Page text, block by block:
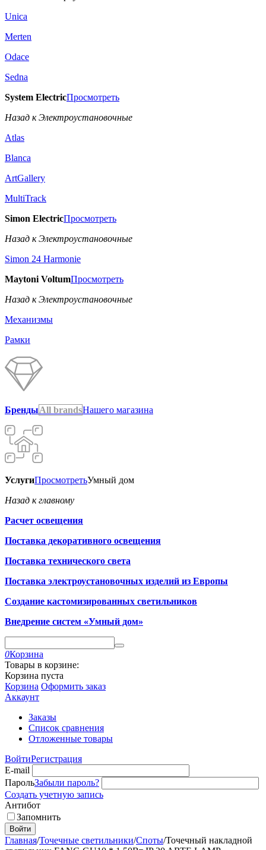
Unica
Merten
Odace
Sedna
System ElectricПросмотреть
Назад к Электроустановочные
Atlas
Blanca
ArtGallery
MultiTrack
Simon ElectricПросмотреть
Назад к Электроустановочные
Simon 24 Harmonie
Maytoni VoltumПросмотреть
Назад к Электроустановочные
Механизмы
Рамки
БрендыAll brandsНашего магазина
УслугиПросмотретьУмный дом
Назад к главному
Расчет освещения
Поставка декоративного освещения
Поставка технического света
Поставка электроустановочных изделий из Европы
Создание кастомизированных светильников
Внедрение систем «Умный дом»
0Корзина
Товары в корзине:
Корзина пуста
Корзина Оформить заказ
Аккаунт
Заказы
Список сравнения
Отложенные товары
ВойтиРегистрация
E-mail
ПарольЗабыли пароль?
Создать учетную запись
Антибот
Запомнить
Войти
Главная/Точечные светильники/Споты/Точечный накладной